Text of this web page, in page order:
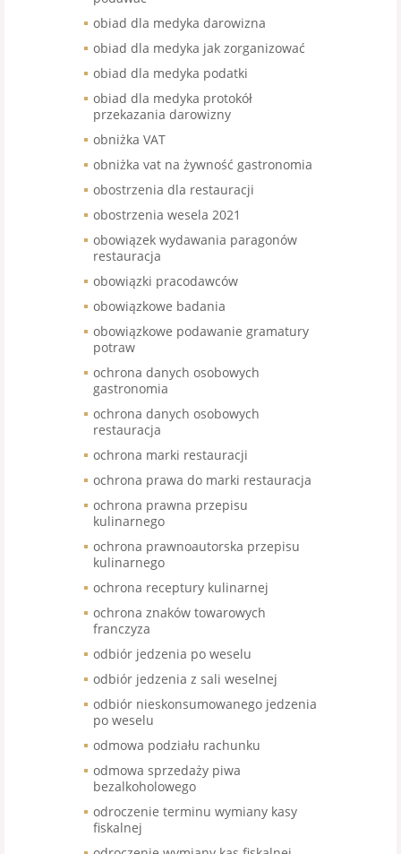
obiad dla medyka darowizna
obiad dla medyka jak zorganizować
obiad dla medyka podatki
obiad dla medyka protokół
przekazania darowizny
obniżka VAT
obniżka vat na żywność gastronomia
obostrzenia dla restauracji
obostrzenia wesela 2021
obowiązek wydawania paragonów
restauracja
obowiązki pracodawców
obowiązkowe badania
obowiązkowe podawanie gramatury
potraw
ochrona danych osobowych
gastronomia
ochrona danych osobowych
restauracja
ochrona marki restauracji
ochrona prawa do marki restauracja
ochrona prawna przepisu
kulinarnego
ochrona prawnoautorska przepisu
kulinarnego
ochrona receptury kulinarnej
ochrona znaków towarowych
franczyza
odbiór jedzenia po weselu
odbiór jedzenia z sali weselnej
odbiór nieskonsumowanego jedzenia
po weselu
odmowa podziału rachunku
odmowa sprzedaży piwa
bezalkoholowego
odroczenie terminu wymiany kasy
fiskalnej